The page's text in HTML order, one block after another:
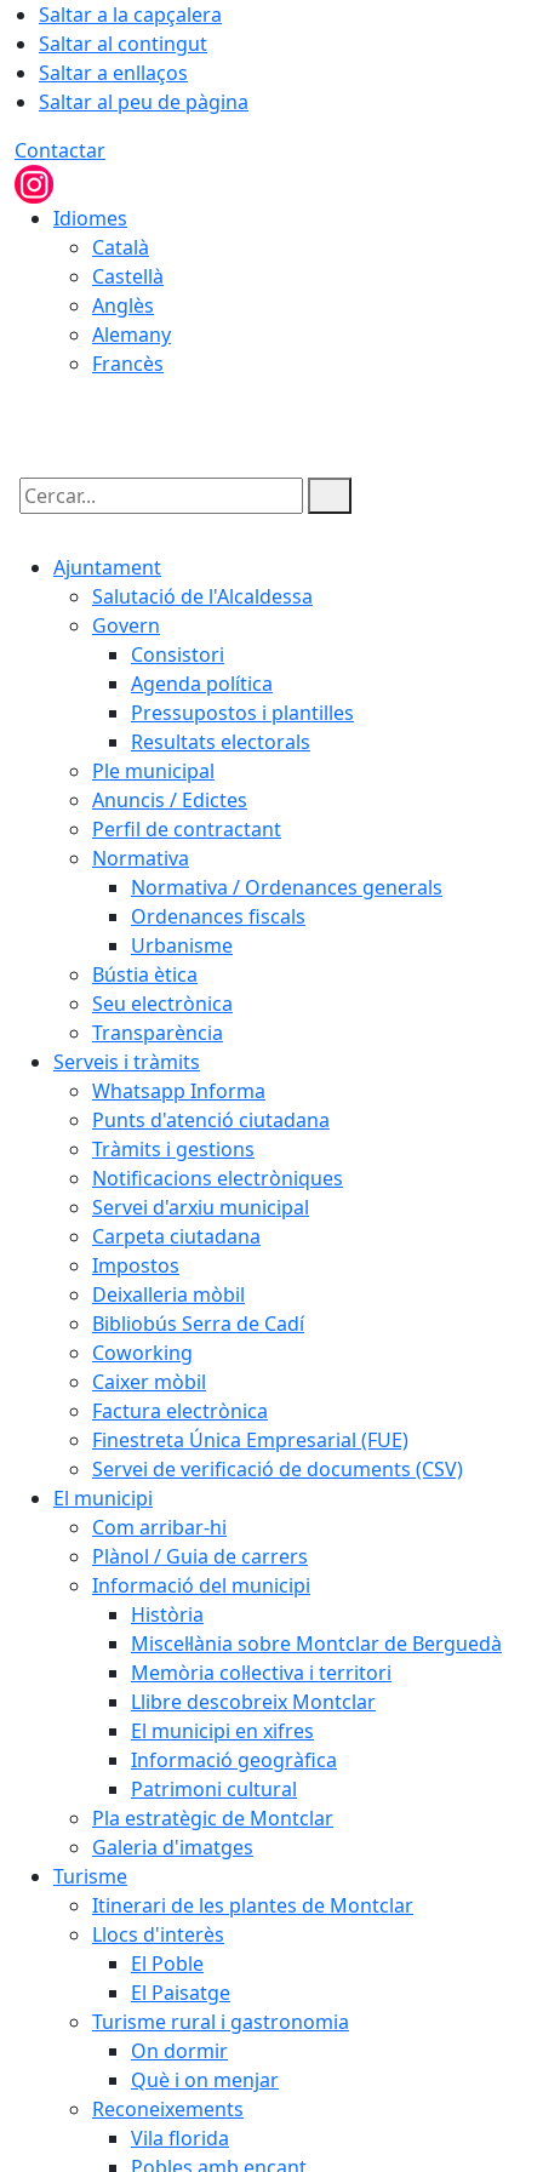
Saltar a la capçalera
Saltar al contingut
Saltar a enllaços
Saltar al peu de pàgina
Contactar
Idiomes
Català
Castellà
Anglès
Alemany
Francès
Cercar:
Ajuntament
Salutació de l'Alcaldessa
Govern
Consistori
Agenda política
Pressupostos i plantilles
Resultats electorals
Ple municipal
Anuncis / Edictes
Perfil de contractant
Normativa
Normativa / Ordenances generals
Ordenances fiscals
Urbanisme
Bústia ètica
Seu electrònica
Transparència
Serveis i tràmits
Whatsapp Informa
Punts d'atenció ciutadana
Tràmits i gestions
Notificacions electròniques
Servei d'arxiu municipal
Carpeta ciutadana
Impostos
Deixalleria mòbil
Bibliobús Serra de Cadí
Coworking
Caixer mòbil
Factura electrònica
Finestreta Única Empresarial (FUE)
Servei de verificació de documents (CSV)
El municipi
Com arribar-hi
Plànol / Guia de carrers
Informació del municipi
Història
Miscel·lània sobre Montclar de Berguedà
Memòria col·lectiva i territori
Llibre descobreix Montclar
El municipi en xifres
Informació geogràfica
Patrimoni cultural
Pla estratègic de Montclar
Galeria d'imatges
Turisme
Itinerari de les plantes de Montclar
Llocs d'interès
El Poble
El Paisatge
Turisme rural i gastronomia
On dormir
Què i on menjar
Reconeixements
Vila florida